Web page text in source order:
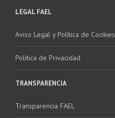
LEGAL FAEL
Aviso Legal y Política de Cookies
Política de Privacidad
TRANSPARENCIA
Transparencia FAEL